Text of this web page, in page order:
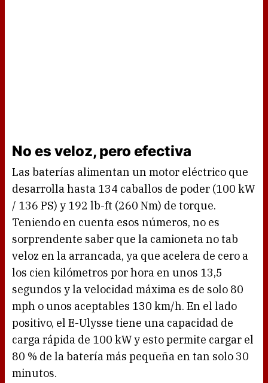
No es veloz, pero efectiva
Las baterías alimentan un motor eléctrico que
desarrolla hasta 134 caballos de poder (100 kW
/ 136 PS) y 192 lb-ft (260 Nm) de torque.
Teniendo en cuenta esos números, no es
sorprendente saber que la camioneta no tab
veloz en la arrancada, ya que acelera de cero a
los cien kilómetros por hora en unos 13,5
segundos y la velocidad máxima es de solo 80
mph o unos aceptables 130 km/h. En el lado
positivo, el E-Ulysse tiene una capacidad de
carga rápida de 100 kW y esto permite cargar el
80 % de la batería más pequeña en tan solo 30
minutos.